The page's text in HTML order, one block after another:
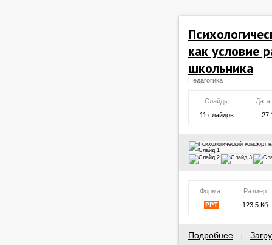
как условие
школьника
Педагогика
Слайды
Дата
11 слайдов
Формат
Размер
PPT
123.5 Кб
Подробнее